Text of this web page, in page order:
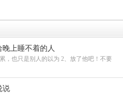
上睡不着的人
，也只是别人的以为 2、放了他吧！不要
说